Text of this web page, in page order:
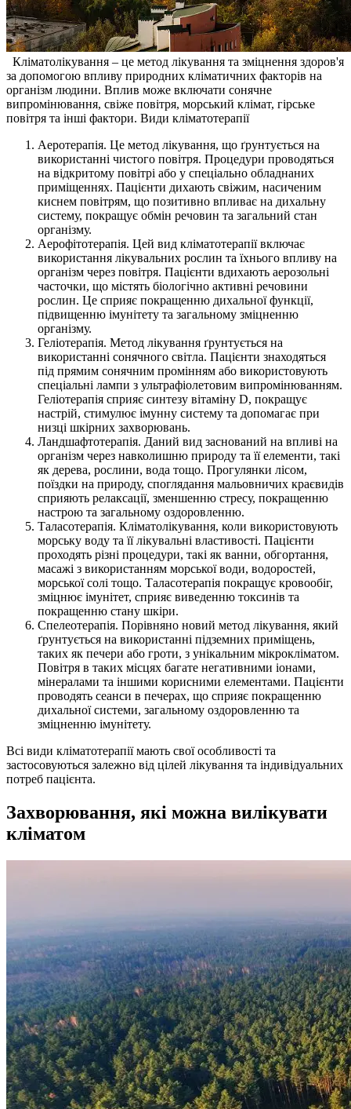
Кліматолікування – це метод лікування та зміцнення здоров'я
за допомогою впливу природних кліматичних факторів на
організм людини. Вплив може включати сонячне
випромінювання, свіже повітря, морський клімат, гірське
повітря та інші фактори. Види кліматотерапії
Аеротерапія. Це метод лікування, що ґрунтується на
використанні чистого повітря. Процедури проводяться
на відкритому повітрі або у спеціально обладнаних
приміщеннях. Пацієнти дихають свіжим, насиченим
киснем повітрям, що позитивно впливає на дихальну
систему, покращує обмін речовин та загальний стан
організму.
Аерофітотерапія. Цей вид кліматотерапії включає
використання лікувальних рослин та їхнього впливу на
організм через повітря. Пацієнти вдихають аерозольні
часточки, що містять біологічно активні речовини
рослин. Це сприяє покращенню дихальної функції,
підвищенню імунітету та загальному зміцненню
організму.
Геліотерапія. Метод лікування ґрунтується на
використанні сонячного світла. Пацієнти знаходяться
під прямим сонячним промінням або використовують
спеціальні лампи з ультрафіолетовим випромінюванням.
Геліотерапія сприяє синтезу вітаміну D, покращує
настрій, стимулює імунну систему та допомагає при
низці шкірних захворювань.
Ландшафтотерапія. Даний вид заснований на впливі на
організм через навколишню природу та її елементи, такі
як дерева, рослини, вода тощо. Прогулянки лісом,
поїздки на природу, споглядання мальовничих краєвидів
сприяють релаксації, зменшенню стресу, покращенню
настрою та загальному оздоровленню.
Таласотерапія. Кліматолікування, коли використовують
морську воду та її лікувальні властивості. Пацієнти
проходять різні процедури, такі як ванни, обгортання,
масажі з використанням морської води, водоростей,
морської солі тощо. Таласотерапія покращує кровообіг,
зміцнює імунітет, сприяє виведенню токсинів та
покращенню стану шкіри.
Спелеотерапія. Порівняно новий метод лікування, який
ґрунтується на використанні підземних приміщень,
таких як печери або гроти, з унікальним мікрокліматом.
Повітря в таких місцях багате негативними іонами,
мінералами та іншими корисними елементами. Пацієнти
проводять сеанси в печерах, що сприяє покращенню
дихальної системи, загальному оздоровленню та
зміцненню імунітету.
Всі види кліматотерапії мають свої особливості та
застосовуються залежно від цілей лікування та індивідуальних
потреб пацієнта.
Захворювання, які можна вилікувати
кліматом